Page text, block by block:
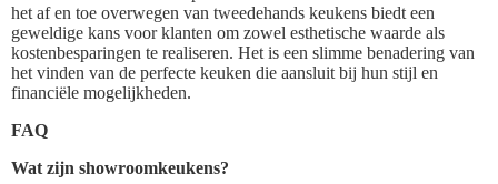
het af en toe overwegen van tweedehands keukens biedt een
geweldige kans voor klanten om zowel esthetische waarde als
kostenbesparingen te realiseren. Het is een slimme benadering van
het vinden van de perfecte keuken die aansluit bij hun stijl en
financiële mogelijkheden.
FAQ
Wat zijn showroomkeukens?